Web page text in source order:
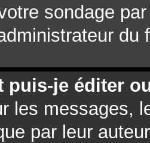
sondage
du
puis-je éditer
les messages,
par leur